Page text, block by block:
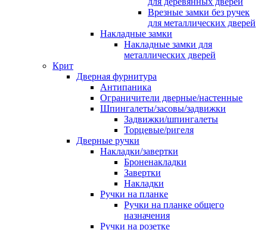
Врезные замки без ручек
для металлических дверей
Накладные замки
Накладные замки для
металлических дверей
Крит
Дверная фурнитура
Антипаника
Ограничители дверные/настенные
Шпингалеты/засовы/задвижки
Задвижки/шпингалеты
Торцевые/ригеля
Дверные ручки
Накладки/завертки
Броненакладки
Завертки
Накладки
Ручки на планке
Ручки на планке общего
назначения
Ручки на розетке